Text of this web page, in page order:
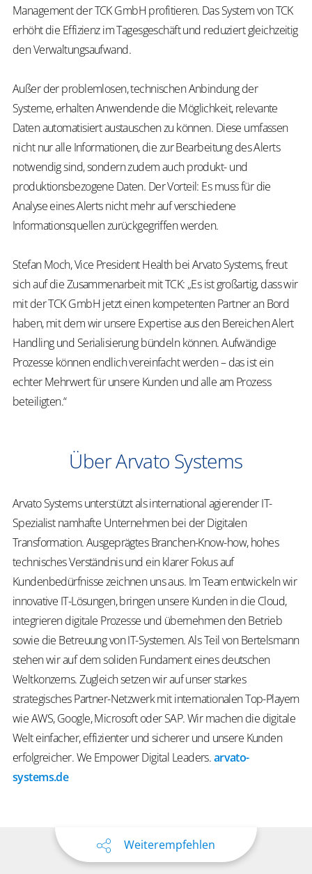
Management der TCK GmbH profitieren. Das System von TCK
erhöht die Effizienz im Tagesgeschäft und reduziert gleichzeitig
den Verwaltungsaufwand.
Außer der problemlosen, technischen Anbindung der
Systeme, erhalten Anwendende die Möglichkeit, relevante
Daten automatisiert austauschen zu können. Diese umfassen
nicht nur alle Informationen, die zur Bearbeitung des Alerts
notwendig sind, sondern zudem auch produkt- und
produktionsbezogene Daten. Der Vorteil: Es muss für die
Analyse eines Alerts nicht mehr auf verschiedene
Informationsquellen zurückgegriffen werden.
Stefan Moch, Vice President Health bei Arvato Systems, freut
sich auf die Zusammenarbeit mit TCK: „Es ist großartig, dass wir
mit der TCK GmbH jetzt einen kompetenten Partner an Bord
haben, mit dem wir unsere Expertise aus den Bereichen Alert
Handling und Serialisierung bündeln können. Aufwändige
Prozesse können endlich vereinfacht werden – das ist ein
echter Mehrwert für unsere Kunden und alle am Prozess
beteiligten.“
Über Arvato Systems
Arvato Systems unterstützt als international agierender IT-
Spezialist namhafte Unternehmen bei der Digitalen
Transformation. Ausgeprägtes Branchen-Know-how, hohes
technisches Verständnis und ein klarer Fokus auf
Kundenbedürfnisse zeichnen uns aus. Im Team entwickeln wir
innovative IT-Lösungen, bringen unsere Kunden in die Cloud,
integrieren digitale Prozesse und übernehmen den Betrieb
sowie die Betreuung von IT-Systemen. Als Teil von Bertelsmann
stehen wir auf dem soliden Fundament eines deutschen
Weltkonzerns. Zugleich setzen wir auf unser starkes
strategisches Partner-Netzwerk mit internationalen Top-Playern
wie AWS, Google, Microsoft oder SAP. Wir machen die digitale
Welt einfacher, effizienter und sicherer und unsere Kunden
erfolgreicher.We EmpowerDigital Leaders.arvato-
systems.de
Weiterempfehlen